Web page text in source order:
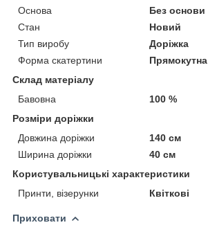
Основа
Без основи
Стан
Новий
Тип виробу
Доріжка
Форма скатертини
Прямокутна
Склад матеріалу
Бавовна
100 %
Розміри доріжки
Довжина доріжки
140 см
Ширина доріжки
40 см
Користувальницькі характеристики
Принти, візерунки
Квіткові
Приховати